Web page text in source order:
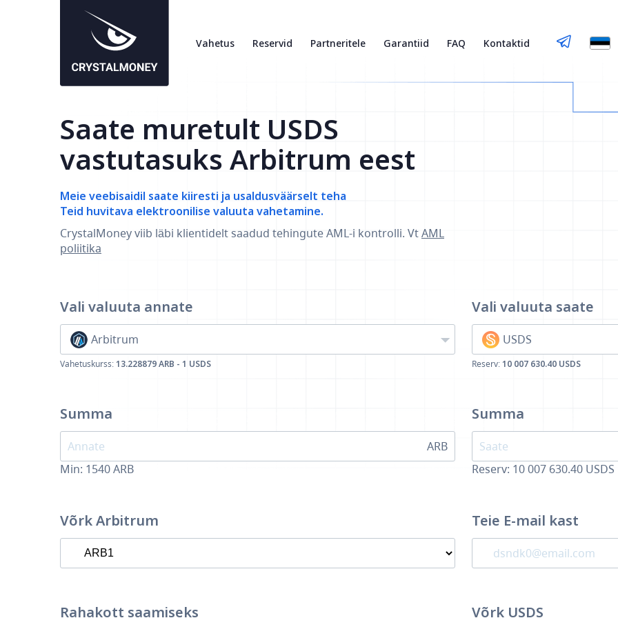
Vahetus Reservid Partneritele Garantiid FAQ Kontaktid
Saate muretult USDS
vastutasuks Arbitrum eest
Meie veebisaidil saate kiiresti ja usaldusväärselt teha
Teid huvitava elektroonilise valuuta vahetamine.
CrystalMoney viib läbi klientidelt saadud tehingute AML-i kontrolli. VtAML
poliitika
Vali valuuta annate
Arbitrum
Vahetuskurss: 13.228879 ARB - 1 USDS
Summa
ARB
Min: 1540ARB
Vali valuuta saate
USDS
Reserv: 10 007 630.40 USDS
Summa
Reserv: 10 007 630.40 USDS
Võrk Arbitrum Teie E-mail kast
Rahakott saamiseks Võrk USDS